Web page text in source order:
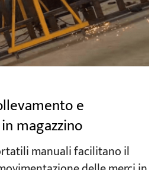
e
magazzino
manuali facilitano il